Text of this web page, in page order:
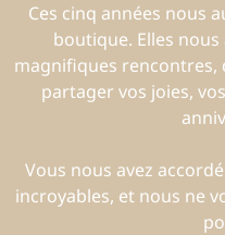
Ces cinq années nous
boutique. Elles
magnifiques rencontres,
partager vos joies,
Vous nous avez
incroyables, et nous ne